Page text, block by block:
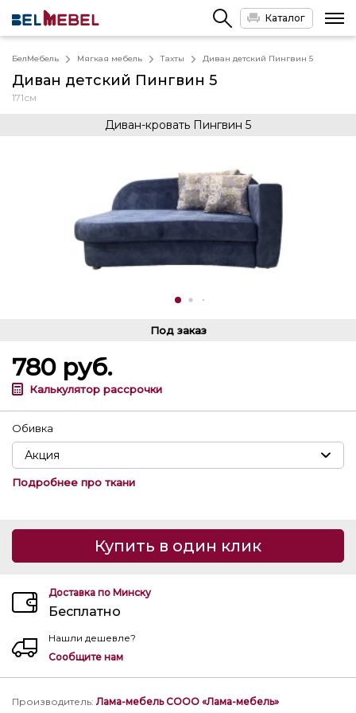
Каталог
БелМебель Мягкая мебель Тахты Диван детский Пингвин 5
Диван детский Пингвин 5
171см
Диван-кровать Пингвин 5
Под заказ
780 руб.
Калькулятор рассрочки
Обивка
Подробнее про ткани
Купить в один клик
Доставка по Минску
Бесплатно
Нашли дешевле?
Сообщите нам
Производитель:Лама-мебель СООО «Лама-мебель»